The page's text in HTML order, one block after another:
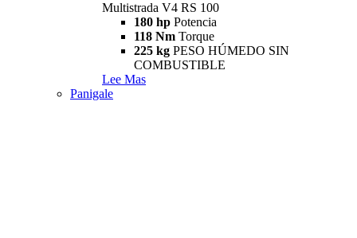
Multistrada V4 RS 100
180 hp Potencia
118 Nm Torque
225 kg PESO HÚMEDO SIN
COMBUSTIBLE
Lee Mas
Panigale